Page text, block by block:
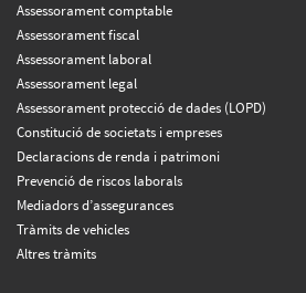
Assessorament comptable
Assessorament fiscal
Assessorament laboral
Assessorament legal
Assessorament protecció de dades (LOPD)
Constitució de societats i empreses
Declaracions de renda i patrimoni
Prevenció de riscos laborals
Mediadors d’assegurances
Tràmits de vehicles
Altres tràmits